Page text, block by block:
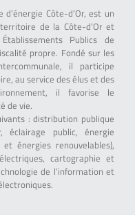
Côte-d’Or, est un
de la Côte-d’Or et
Publics de
propre. Fondé sur les
il participe
au service des élus et des
il favorise le
de vie.
: distribution publique
public, énergie
énergies renouvelables),
cartographie et
de l’information et